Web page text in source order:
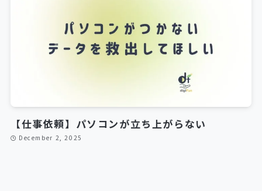
【仕事依頼】パソコンが立ち上がらない
December 2, 2025